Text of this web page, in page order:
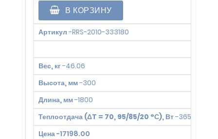
В КОРЗИНУ
Артикул -RRS-2010-333180
Вес, кг-46.06
Высота, мм-300
Длина, мм-1800
Теплоотдача (ΔT = 70, 95/85/20 °С), Вт-3657
Цена-17198.00